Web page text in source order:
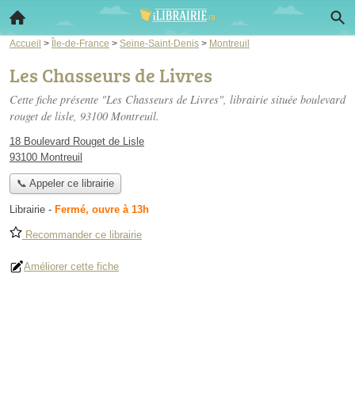
Accueil > Île-de-France > Seine-Saint-Denis > Montreuil
Les Chasseurs de Livres
Cette fiche présente "Les Chasseurs de Livres", librairie située boulevard
rouget de lisle, 93100 Montreuil.
18 Boulevard Rouget de Lisle
93100 Montreuil
📞 Appeler ce librairie
Librairie - Fermé, ouvre à 13h
Recommander ce librairie
Améliorer cette fiche